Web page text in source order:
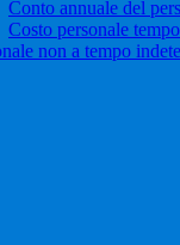
Conto annuale del
Costo personale
non a tempo